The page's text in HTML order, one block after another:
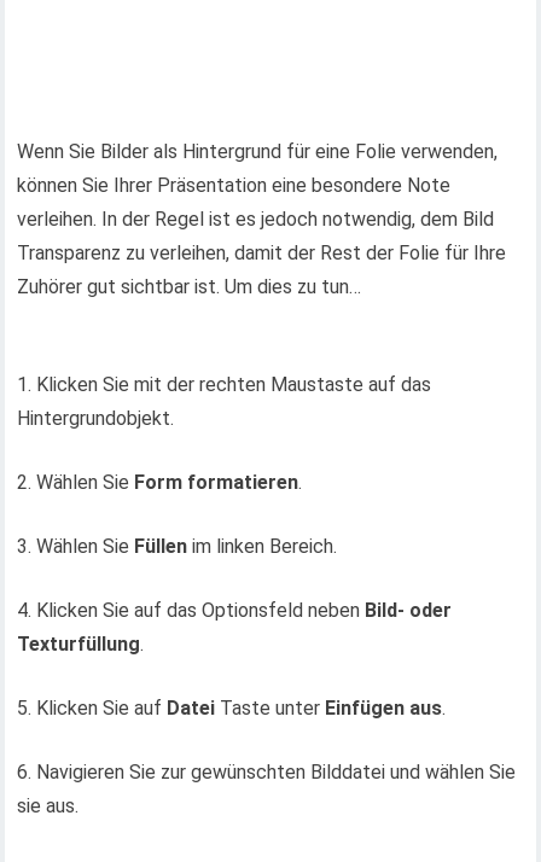
Wenn Sie Bilder als Hintergrund für eine Folie verwenden,
können Sie Ihrer Präsentation eine besondere Note
verleihen. In der Regel ist es jedoch notwendig, dem Bild
Transparenz zu verleihen, damit der Rest der Folie für Ihre
Zuhörer gut sichtbar ist. Um dies zu tun…
1. Klicken Sie mit der rechten Maustaste auf das
Hintergrundobjekt.
2. Wählen Sie Form formatieren.
3. Wählen Sie Füllen im linken Bereich.
4. Klicken Sie auf das Optionsfeld neben Bild- oder
Texturfüllung.
5. Klicken Sie auf Datei Taste unter Einfügen aus.
6. Navigieren Sie zur gewünschten Bilddatei und wählen Sie
sie aus.